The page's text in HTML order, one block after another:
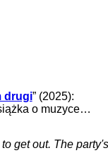
drugi” (2025):
o muzyce…
get out. The